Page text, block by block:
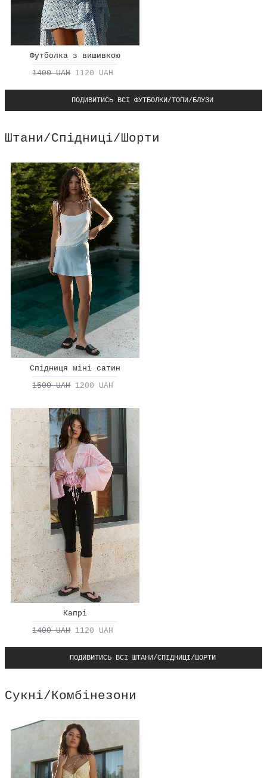
Футболка з вишивкою
1400 UAH 1120 UAH
ПОДИВИТИСЬ ВСІ ФУТБОЛКИ/ТОПИ/БЛУЗИ
Штани/Спідниці/Шорти
Спідниця міні сатин
1500 UAH 1200 UAH
Капрі
1400 UAH 1120 UAH
ПОДИВИТИСЬ ВСІ ШТАНИ/СПІДНИЦІ/ШОРТИ
Сукні/Комбінезони